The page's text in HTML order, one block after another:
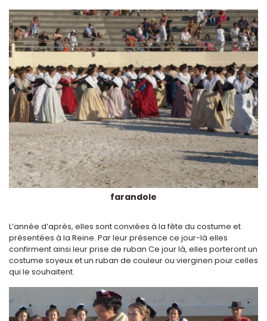
farandole
L’année d’après, elles sont conviées à la fête du costume et
présentées à la Reine. Par leur présence ce jour-là elles
confirment ainsi leur prise de ruban Ce jour là, elles porteront un
costume soyeux et un ruban de couleur ou vierginen pour celles
qui le souhaitent.